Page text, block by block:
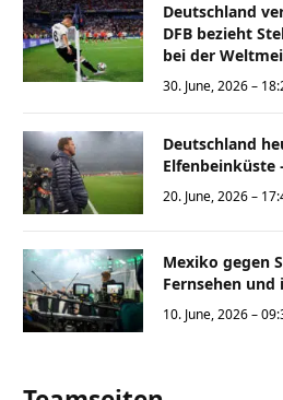
Deutschland
DFB bezieht
bei der
30. June, 2026 –
Deutschland
Elfenbeinküste
20. June, 2026 –
Mexiko gegen
Fernsehen
10. June, 2026 –